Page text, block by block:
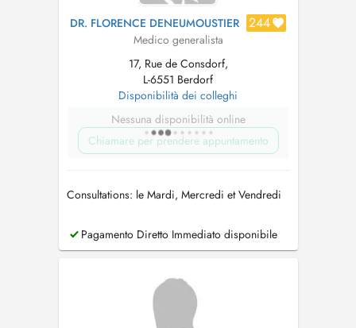
DR. FLORENCE DENEUMOUSTIER 244
Medico generalista
17, Rue de Consdorf,
L-6551 Berdorf
Disponibilità dei colleghi
Nessuna disponibilità online
Chiamare per prendere appuntamento
Consultations: le Mardi, Mercredi et Vendredi
Pagamento Diretto Immediato disponibile